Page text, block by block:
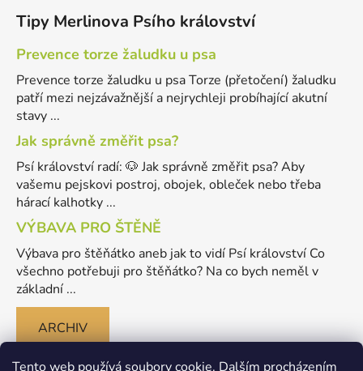
Tento web používá soubory cookie. Dalším procházením
Tipy Merlinova Psího království
Prevence torze žaludku u psa
Prevence torze žaludku u psa Torze (přetočení) žaludku
patří mezi nejzávažnější a nejrychleji probíhající akutní
stavy ...
Jak správně změřit psa?
Psí království radí: 🐶 Jak správně změřit psa? Aby
vašemu pejskovi postroj, obojek, obleček nebo třeba
hárací kalhotky ...
VÝBAVA PRO ŠTĚNĚ
Výbava pro štěňátko aneb jak to vidí Psí království Co
všechno potřebuji pro štěňátko? Na co bych neměl v
základní ...
ARCHIV